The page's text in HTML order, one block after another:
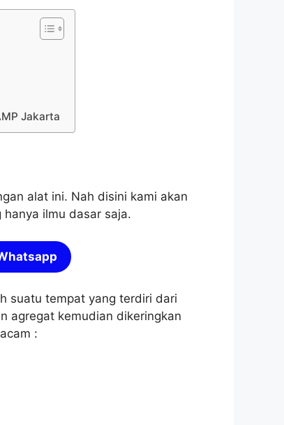
Jakarta
alat ini. Nah disini kami akan
ilmu dasar saja.
suatu tempat yang terdiri dari
agregat kemudian dikeringkan
: